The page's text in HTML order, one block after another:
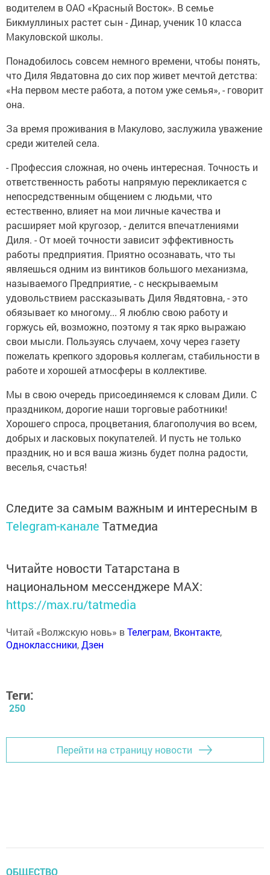
водителем в ОАО «Красный Восток». В семье
Бикмуллиных растет сын - Динар, ученик 10 класса
Макуловской школы.
Понадобилось совсем немного времени, чтобы понять,
что Диля Явдатовна до сих пор живет мечтой детства:
«На первом месте работа, а потом уже семья», - говорит
она.
За время проживания в Макулово, заслужила уважение
среди жителей села.
- Профессия сложная, но очень интересная. Точность и
ответственность работы напрямую перекликается с
непосредственным общением с людьми, что
естественно, влияет на мои личные качества и
расширяет мой кругозор, - делится впечатлениями
Диля. - От моей точности зависит эффективность
работы предприятия. Приятно осознавать, что ты
являешься одним из винтиков большого механизма,
называемого Предприятие, - с нескрываемым
удовольствием рассказывать Диля Явдятовна, - это
обязывает ко многому... Я люблю свою работу и
горжусь ей, возможно, поэтому я так ярко выражаю
свои мысли. Пользуясь случаем, хочу через газету
пожелать крепкого здоровья коллегам, стабильности в
работе и хорошей атмосферы в коллективе.
Мы в свою очередь присоединяемся к словам Дили. С
праздником, дорогие наши торговые работники!
Хорошего спроса, процветания, благополучия во всем,
добрых и ласковых покупателей. И пусть не только
праздник, но и вся ваша жизнь будет полна радости,
веселья, счастья!
Следите за самым важным и интересным в
Telegram-канале Татмедиа
Читайте новости Татарстана в
национальном мессенджере MАХ:
https://max.ru/tatmedia
Читай «Волжскую новь» вТелеграм, Вконтакте,
Одноклассники,Дзен
Теги:
250
Перейти на страницу новости
ОБЩЕСТВО